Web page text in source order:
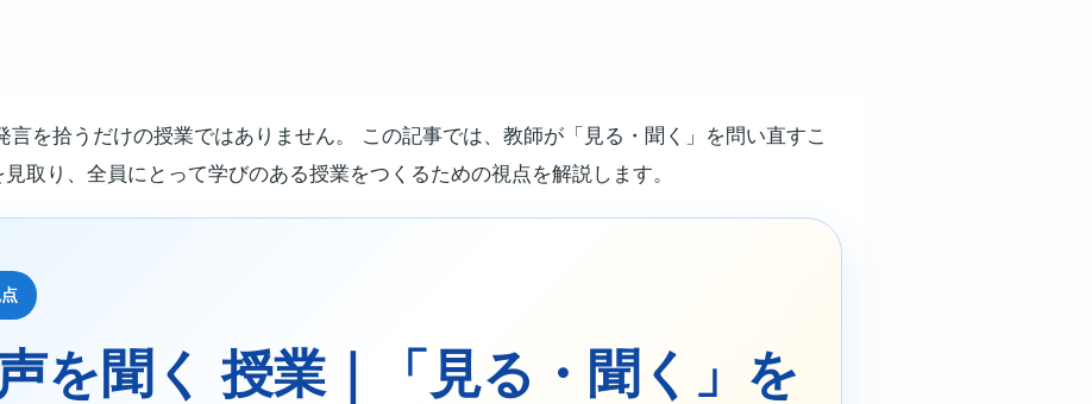
言を拾うだけの授業ではありません。 この記事では、教師が「見る・聞く」を問い直すこ
取り、全員にとって学びのある授業をつくるための視点を解説します。
を聞く 授業｜「見る・聞く」を